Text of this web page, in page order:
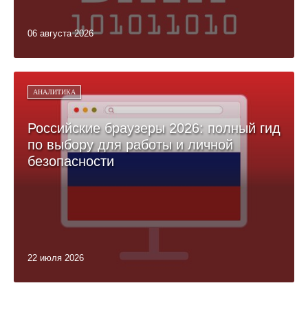
06 августа 2026
АНАЛИТИКА
Российские браузеры 2026: полный гид
по выбору для работы и личной
безопасности
22 июля 2026